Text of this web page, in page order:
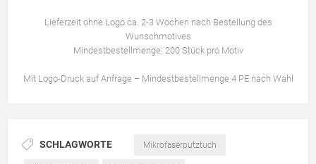
Lieferzeit ohne Logo ca. 2-3 Wochen nach Bestellung des
Wunschmotives
Mindestbestellmenge: 200 Stück pro Motiv
Mit Logo-Druck auf Anfrage – Mindestbestellmenge 4 PE nach Wahl
SCHLAGWORTE Mikrofaserputztuch